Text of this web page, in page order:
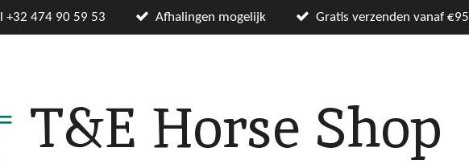
+32 474 90 59 53 Afhalingen mogelijk Gratis verzenden vanaf €95
T&E Horse Shop